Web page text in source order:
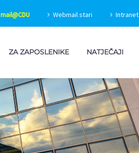
mail@CDU Webmail stari Intranet
ZA ZAPOSLENIKE NATJEČAJI